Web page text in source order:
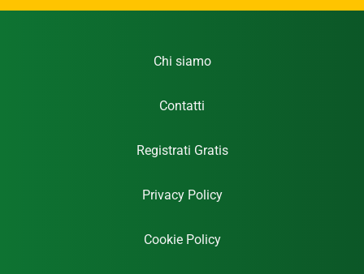
Chi siamo
Contatti
Registrati Gratis
Privacy Policy
Cookie Policy